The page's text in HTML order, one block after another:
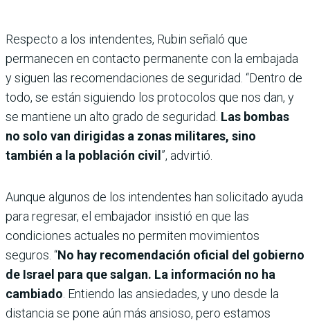
Respecto a los intendentes, Rubin señaló que
permanecen en contacto permanente con la embajada
y siguen las recomendaciones de seguridad. “Dentro de
todo, se están siguiendo los protocolos que nos dan, y
se mantiene un alto grado de seguridad. Las bombas
no solo van dirigidas a zonas militares, sino
también a la población civil”, advirtió.
Aunque algunos de los intendentes han solicitado ayuda
para regresar, el embajador insistió en que las
condiciones actuales no permiten movimientos
seguros. “No hay recomendación oficial del gobierno
de Israel para que salgan. La información no ha
cambiado . Entiendo las ansiedades, y uno desde la
distancia se pone aún más ansioso, pero estamos